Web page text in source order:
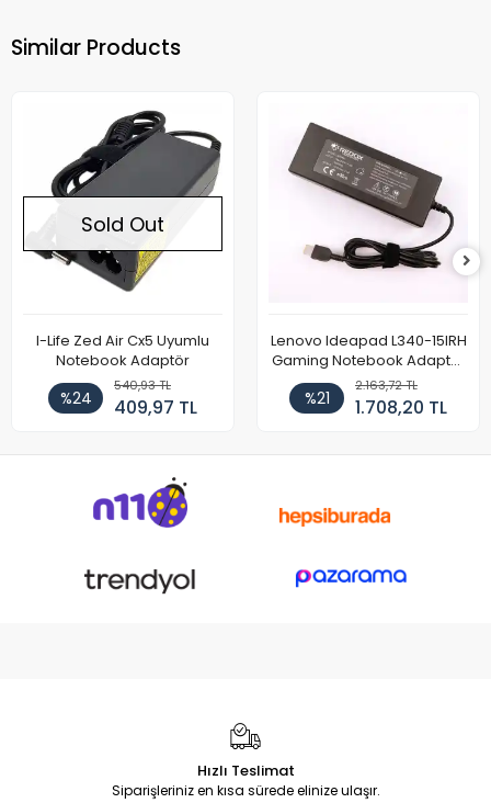
Similar Products
Sold Out
I-Life Zed Air Cx5 Uyumlu
Notebook Adaptör
%24
540,93 TL
409,97 TL
Lenovo Ideapad L340-15IRH
Gaming Notebook Adaptör
Cihazı Şarj Aleti (150W)
%21
2.163,72 TL
1.708,20 TL
Hızlı Teslimat
Siparişleriniz en kısa sürede elinize ulaşır.